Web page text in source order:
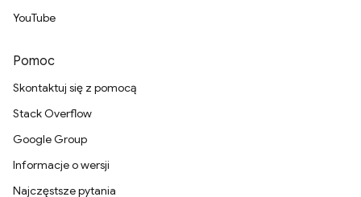
YouTube
Pomoc
Skontaktuj się z pomocą
Stack Overflow
Google Group
Informacje o wersji
Najczęstsze pytania